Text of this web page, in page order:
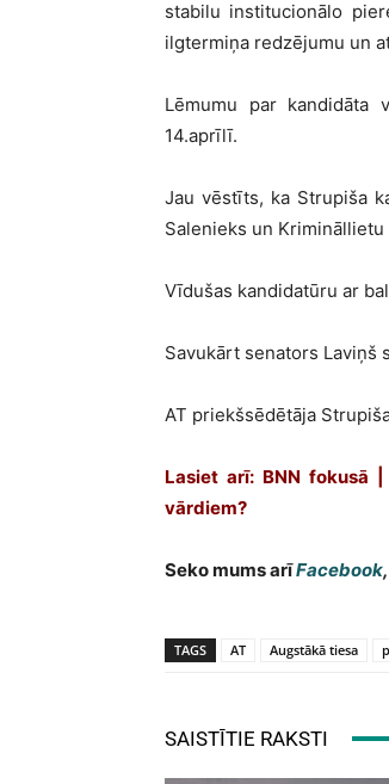
stabilu institucionālo
ilgtermiņa redzējumu un
Lēmumu par kandidāta
14.aprīlī.
Jau vēstīts, ka Strupiša
Salenieks un
Vīdušas kandidatūru ar
Savukārt senators Laviņš
AT priekšsēdētāja
Lasiet arī: BNN fokusā |
vārdiem?
Seko mums arīFacebook,
TAGS AT Augstākā tiesa
SAISTĪTIE RAKSTI